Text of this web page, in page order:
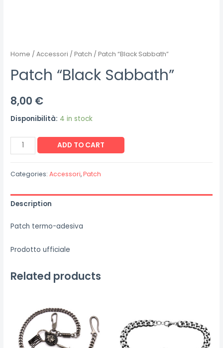
Home /Accessori /Patch / Patch “Black Sabbath”
Patch “Black Sabbath”
8,00 €
Disponibilità: 4 in stock
Patch
"Black
quantity
ADD TO CART
Categories:Accessori,Patch
Description
Patch termo-adesiva
Prodotto ufficiale
Related products